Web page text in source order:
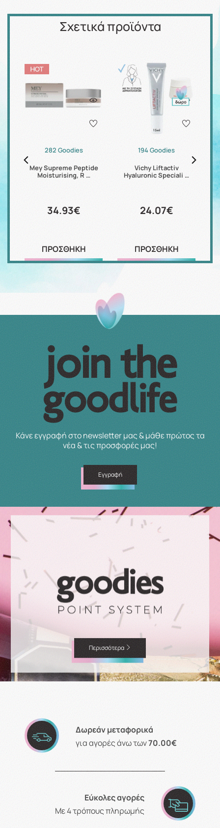
Σχετικά προϊόντα
282 Goodies
Mey Supreme Peptide
Moisturising, R …
34.93€
ΠΡΟΣΘΗΚΗ
194 Goodies
Vichy Liftactiv
Hyaluronic Speciali …
24.07€
ΠΡΟΣΘΗΚΗ
Κάνε εγγραφή στο newsletter μας & μάθε πρώτος τα
νέα & τις προσφορές μας!
Εγγραφή
Περισσότερα
Δωρεάν μεταφορικά
για αγορές άνω των70.00€
Εύκολες αγορές
Με 4 τρόπους πληρωμής